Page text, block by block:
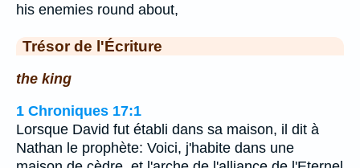
his enemies round about,
Trésor de l'Écriture
the king
1 Chroniques 17:1
Lorsque David fut établi dans sa maison, il dit à
Nathan le prophète: Voici, j'habite dans une